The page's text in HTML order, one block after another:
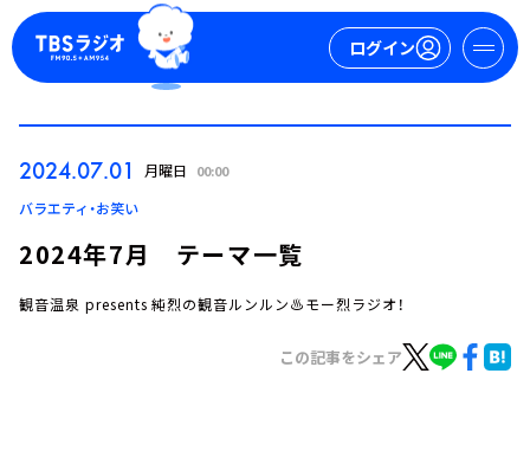
ログイン
ログイン
2024.07.01 月曜日 00:00
バラエティ・お笑い
2024年7月 テーマ一覧
観音温泉 presents 純烈の観音ルンルン♨モー烈ラジオ！
この記事をシェア